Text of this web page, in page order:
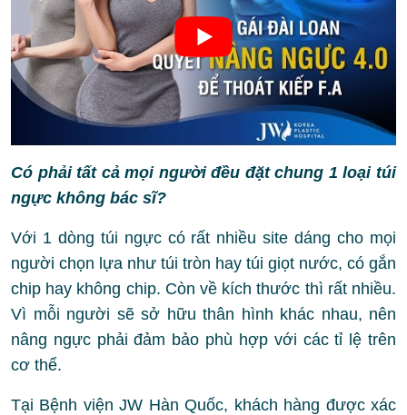
Có phải tất cả mọi người đều đặt chung 1 loại túi
ngực không bác sĩ?
Với 1 dòng túi ngực có rất nhiều site dáng cho mọi
người chọn lựa như túi tròn hay túi giọt nước, có gắn
chip hay không chip. Còn về kích thước thì rất nhiều.
Vì mỗi người sẽ sở hữu thân hình khác nhau, nên
nâng ngực phải đảm bảo phù hợp với các tỉ lệ trên
cơ thể.
Tại Bệnh viện JW Hàn Quốc, khách hàng được xác